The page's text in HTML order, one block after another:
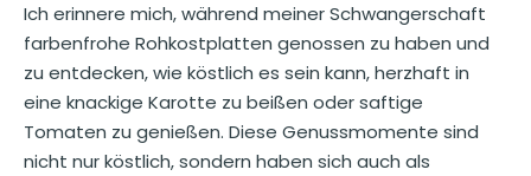
Ich erinnere mich, während meiner Schwangerschaft
farbenfrohe Rohkostplatten genossen zu haben und
zu entdecken, wie köstlich es sein kann, herzhaft in
eine knackige Karotte zu beißen oder saftige
Tomaten zu genießen. Diese Genussmomente sind
nicht nur köstlich, sondern haben sich auch als